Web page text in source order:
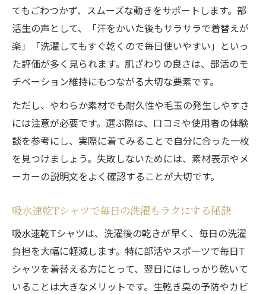
てもごわつかず、スムーズな動きをサポートします。部
活生の声として、「汗をかいた後もサラサラで着替えが
楽」「洗濯してもすぐ乾くので毎日使いやすい」といっ
た評価が多く見られます。肌ざわりの良さは、部活のモ
チベーション維持にもつながる大切な要素です。
ただし、やわらか素材でも耐久性や毛玉の発生しやすさ
には注意が必要です。選ぶ際は、口コミや使用者の体験
談を参考にし、実際に着てみることで自分に合った一枚
を見つけましょう。失敗しないためには、素材表示やメ
ーカーの説明文をよく確認することが大切です。
吸水速乾Tシャツで毎日の洗濯もラクにする秘訣
吸水速乾Tシャツは、洗濯後の乾きが早く、毎日の洗濯
負担を大幅に軽減します。特に部活やスポーツで毎日T
シャツを着替える方にとって、翌日にはしっかり乾いて
いることは大きなメリットです。生乾き臭の予防やカビ